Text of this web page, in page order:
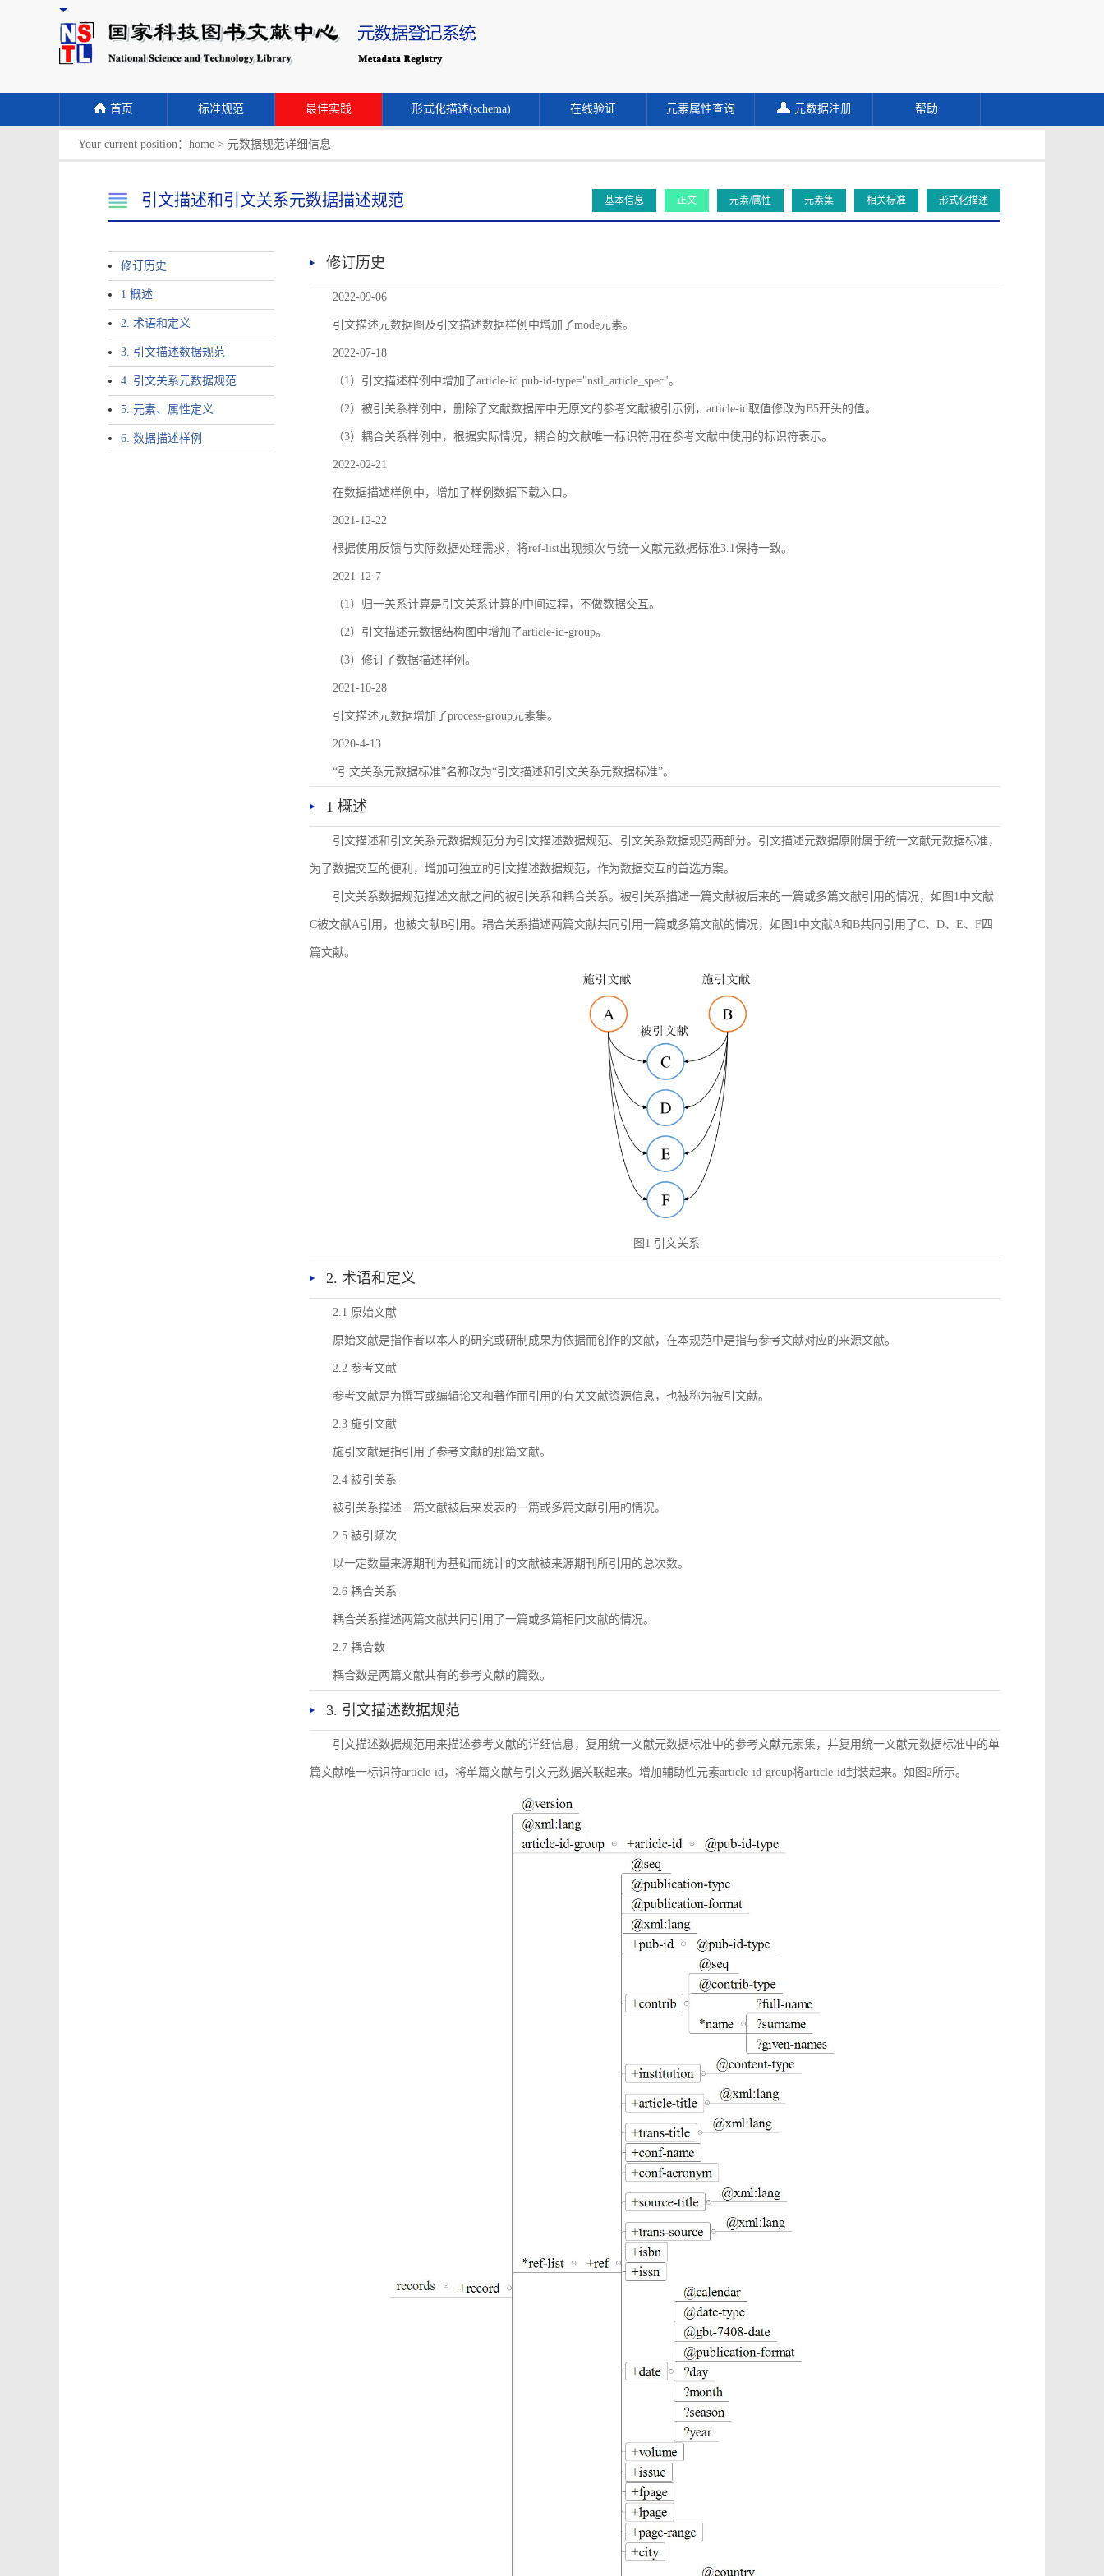
首页 标准规范 最佳实践 形式化描述(schema) 在线验证 元素属性查询 元数据注册 帮助
Your current position： home > 元数据规范详细信息
引文描述和引文关系元数据描述规范 基本信息 正文 元素/属性 元素集 相关标准 形式化描述
修订历史
1 概述
2. 术语和定义
3. 引文描述数据规范
4. 引文关系元数据规范
5. 元素、属性定义
6. 数据描述样例
修订历史
2022-09-06
引文描述元数据图及引文描述数据样例中增加了mode元素。
2022-07-18
（1）引文描述样例中增加了article-id pub-id-type="nstl_article_spec"。
（2）被引关系样例中，删除了文献数据库中无原文的参考文献被引示例，article-id取值修改为B5开头的值。
（3）耦合关系样例中，根据实际情况，耦合的文献唯一标识符用在参考文献中使用的标识符表示。
2022-02-21
在数据描述样例中，增加了样例数据下载入口。
2021-12-22
根据使用反馈与实际数据处理需求，将ref-list出现频次与统一文献元数据标准3.1保持一致。
2021-12-7
（1）归一关系计算是引文关系计算的中间过程，不做数据交互。
（2）引文描述元数据结构图中增加了article-id-group。
（3）修订了数据描述样例。
2021-10-28
引文描述元数据增加了process-group元素集。
2020-4-13
“引文关系元数据标准”名称改为“引文描述和引文关系元数据标准”。
1 概述
引文描述和引文关系元数据规范分为引文描述数据规范、引文关系数据规范两部分。引文描述元数据原附属于统一文献元数据标准，
为了数据交互的便利，增加可独立的引文描述数据规范，作为数据交互的首选方案。
引文关系数据规范描述文献之间的被引关系和耦合关系。被引关系描述一篇文献被后来的一篇或多篇文献引用的情况，如图1中文献
C被文献A引用，也被文献B引用。耦合关系描述两篇文献共同引用一篇或多篇文献的情况，如图1中文献A和B共同引用了C、D、E、F四
篇文献。
图1 引文关系
2. 术语和定义
2.1 原始文献
原始文献是指作者以本人的研究或研制成果为依据而创作的文献，在本规范中是指与参考文献对应的来源文献。
2.2 参考文献
参考文献是为撰写或编辑论文和著作而引用的有关文献资源信息，也被称为被引文献。
2.3 施引文献
施引文献是指引用了参考文献的那篇文献。
2.4 被引关系
被引关系描述一篇文献被后来发表的一篇或多篇文献引用的情况。
2.5 被引频次
以一定数量来源期刊为基础而统计的文献被来源期刊所引用的总次数。
2.6 耦合关系
耦合关系描述两篇文献共同引用了一篇或多篇相同文献的情况。
2.7 耦合数
耦合数是两篇文献共有的参考文献的篇数。
3. 引文描述数据规范
引文描述数据规范用来描述参考文献的详细信息，复用统一文献元数据标准中的参考文献元素集，并复用统一文献元数据标准中的单
篇文献唯一标识符article-id，将单篇文献与引文元数据关联起来。增加辅助性元素article-id-group将article-id封装起来。如图2所示。